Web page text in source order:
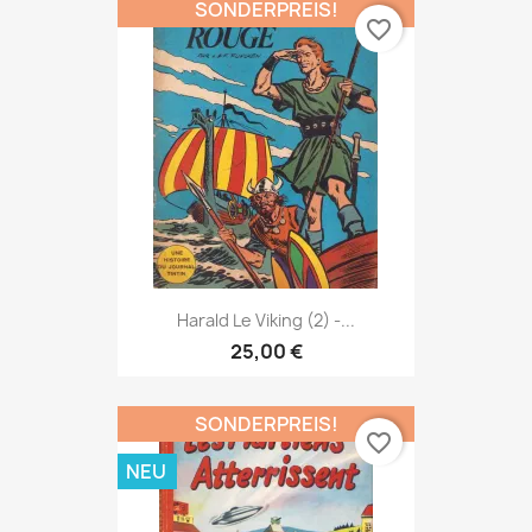
Harald Le Viking (2) -...
25,00 €
SONDERPREIS!
favorite_border
SONDERPREIS!
NEU
favorite_border